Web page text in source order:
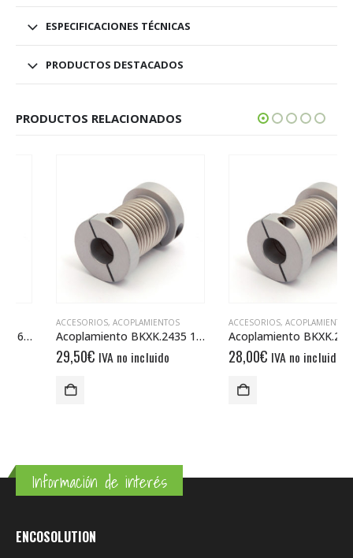
ESPECIFICACIONES TÉCNICAS
PRODUCTOS DESTACADOS
PRODUCTOS RELACIONADOS
ACCESORIOS,ACOPLAMIENTOS
Acoplamiento BKXK.2435 10/12
IVA no incluido
ACCESORIOS,ACOPLAMIENTOS
Acoplamiento BKXK.2435 10/10
IVA no incluido
Información de interés
ENCOSOLUTION